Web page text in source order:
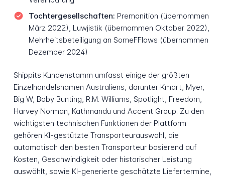
Tochtergesellschaften: Premonition (übernommen
März 2022), Luwjistik (übernommen Oktober 2022),
Mehrheitsbeteiligung an SomeFFlows (übernommen
Dezember 2024)
Shippits Kundenstamm umfasst einige der größten
Einzelhandelsnamen Australiens, darunter Kmart, Myer,
Big W, Baby Bunting, R.M. Williams, Spotlight, Freedom,
Harvey Norman, Kathmandu und Accent Group. Zu den
wichtigsten technischen Funktionen der Plattform
gehören KI-gestützte Transporteurauswahl, die
automatisch den besten Transporteur basierend auf
Kosten, Geschwindigkeit oder historischer Leistung
auswählt, sowie KI-generierte geschätzte Liefertermine,